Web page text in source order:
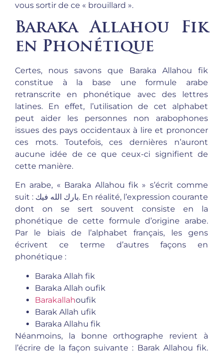
vous sortir de ce « brouillard ».
Baraka Allahou Fik
en Phonétique
Certes, nous savons que Baraka Allahou fik
constitue à la base une formule arabe
retranscrite en phonétique avec des lettres
latines. En effet, l’utilisation de cet alphabet
peut aider les personnes non arabophones
issues des pays occidentaux à lire et prononcer
ces mots. Toutefois, ces dernières n’auront
aucune idée de ce que ceux-ci signifient de
cette manière.
En arabe, « Baraka Allahou fik » s’écrit comme
suit : بارك الله فيك. En réalité, l’expression courante
dont on se sert souvent consiste en la
phonétique de cette formule d’origine arabe.
Par le biais de l’alphabet français, les gens
écrivent ce terme d’autres façons en
phonétique :
Baraka Allah fik
Baraka Allah oufik
Barakallahoufik
Barak Allah ufik
Baraka Allahu fik
Néanmoins, la bonne orthographe revient à
l’écrire de la façon suivante : Barak Allahou fik.